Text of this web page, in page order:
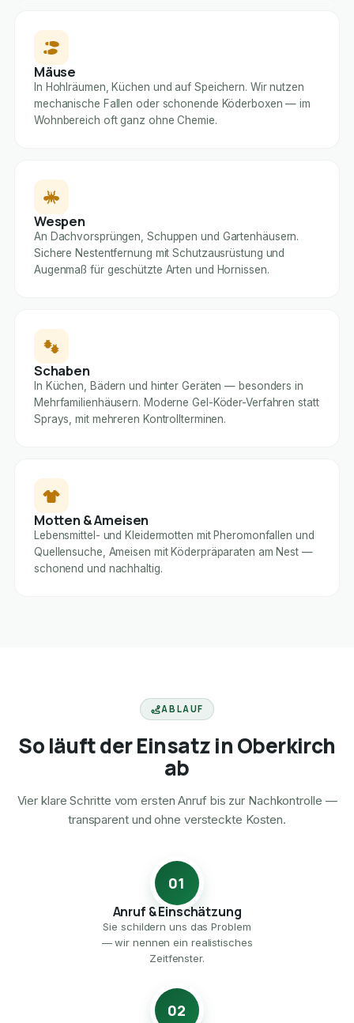
Mäuse
In Hohlräumen, Küchen und auf Speichern. Wir nutzen
mechanische Fallen oder schonende Köderboxen — im
Wohnbereich oft ganz ohne Chemie.
Wespen
An Dachvorsprüngen, Schuppen und Gartenhäusern.
Sichere Nestentfernung mit Schutzausrüstung und
Augenmaß für geschützte Arten und Hornissen.
Schaben
In Küchen, Bädern und hinter Geräten — besonders in
Mehrfamilienhäusern. Moderne Gel-Köder-Verfahren statt
Sprays, mit mehreren Kontrollterminen.
Motten & Ameisen
Lebensmittel- und Kleidermotten mit Pheromonfallen und
Quellensuche, Ameisen mit Köderpräparaten am Nest —
schonend und nachhaltig.
ABLAUF
So läuft der Einsatz in Oberkirch
ab
Vier klare Schritte vom ersten Anruf bis zur Nachkontrolle —
transparent und ohne versteckte Kosten.
01
Anruf & Einschätzung
Sie schildern uns das Problem
— wir nennen ein realistisches
Zeitfenster.
02